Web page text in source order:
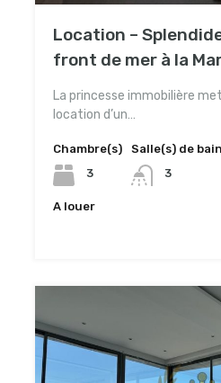
Location –
front de mer à la
La princesse immobilière
location d’un…
Chambre(s)
3
Salle(s) de bain
3
A louer